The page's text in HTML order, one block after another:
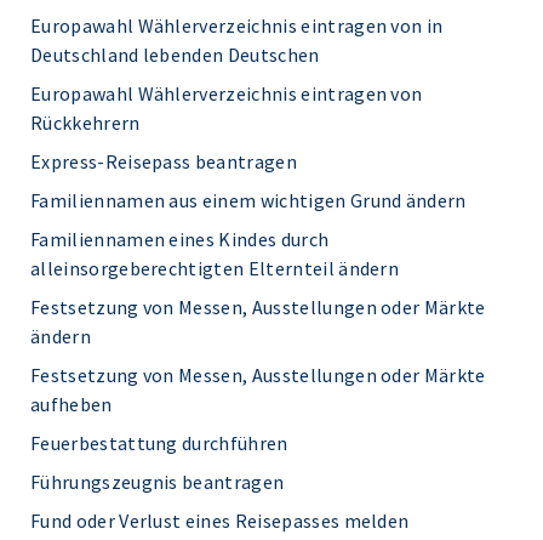
Europawahl Wählerverzeichnis eintragen von in
Deutschland lebenden Deutschen
Europawahl Wählerverzeichnis eintragen von
Rückkehrern
Express-Reisepass beantragen
Familiennamen aus einem wichtigen Grund ändern
Familiennamen eines Kindes durch
alleinsorgeberechtigten Elternteil ändern
Festsetzung von Messen, Ausstellungen oder Märkte
ändern
Festsetzung von Messen, Ausstellungen oder Märkte
aufheben
Feuerbestattung durchführen
Führungszeugnis beantragen
Fund oder Verlust eines Reisepasses melden